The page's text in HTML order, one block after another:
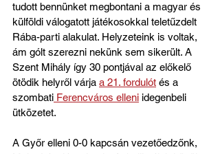
tudott bennünket megbontani a magyar és
külföldi válogatott játékosokkal teletűzdelt
Rába-parti alakulat. Helyzeteink is voltak,
ám gólt szerezni nekünk sem sikerült. A
Szent Mihály így 30 pontjával az előkelő
ötödik helyről várja a 21. fordulót és a
szombati Ferencváros elleni idegenbeli
ütközetet.
A Győr elleni 0-0 kapcsán vezetőedzőnk,